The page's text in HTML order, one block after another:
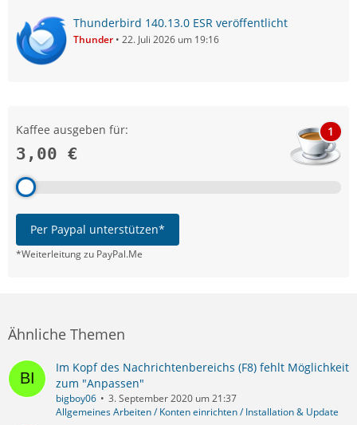
Thunderbird 140.13.0 ESR veröffentlicht
Thunder 22. Juli 2026 um 19:16
Kaffee ausgeben für:
3,00 €
1
Per Paypal unterstützen*
*Weiterleitung zu PayPal.Me
Ähnliche Themen
Im Kopf des Nachrichtenbereichs (F8) fehlt Möglichkeit
zum "Anpassen"
bigboy06
3. September 2020 um 21:37
Allgemeines Arbeiten / Konten einrichten / Installation & Update